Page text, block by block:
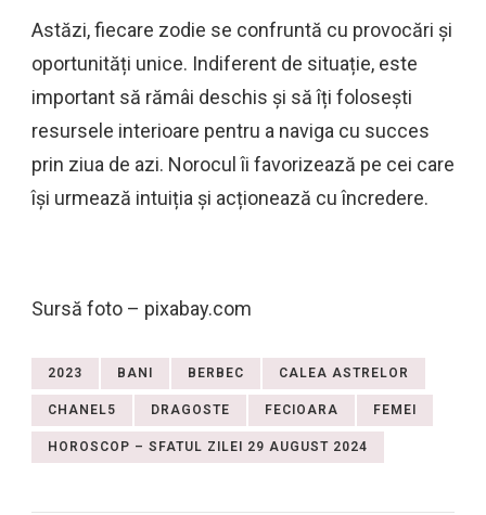
Astăzi, fiecare zodie se confruntă cu provocări și
oportunități unice. Indiferent de situație, este
important să rămâi deschis și să îți folosești
resursele interioare pentru a naviga cu succes
prin ziua de azi. Norocul îi favorizează pe cei care
își urmează intuiția și acționează cu încredere.
Sursă foto – pixabay.com
2023 BANI BERBEC CALEA ASTRELOR
CHANEL5 DRAGOSTE FECIOARA FEMEI
HOROSCOP – SFATUL ZILEI 29 AUGUST 2024